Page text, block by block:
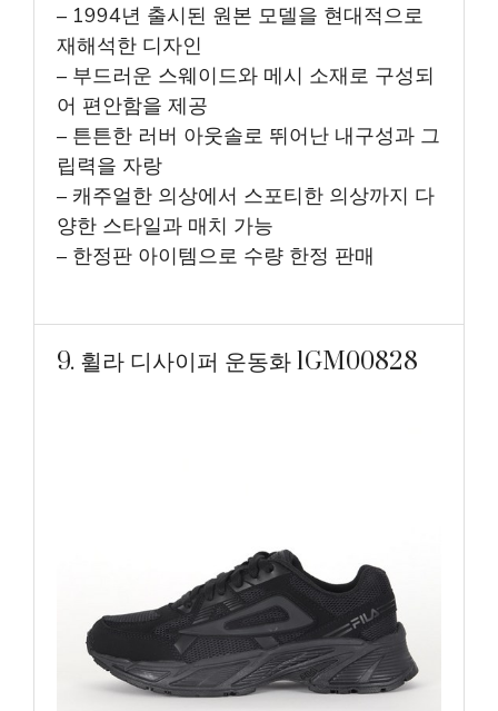
– 1994년 출시된 원본 모델을 현대적으로
재해석한 디자인
– 부드러운 스웨이드와 메시 소재로 구성되
어 편안함을 제공
– 튼튼한 러버 아웃솔로 뛰어난 내구성과 그
립력을 자랑
– 캐주얼한 의상에서 스포티한 의상까지 다
양한 스타일과 매치 가능
– 한정판 아이템으로 수량 한정 판매
9. 휠라 디사이퍼 운동화 1GM00828